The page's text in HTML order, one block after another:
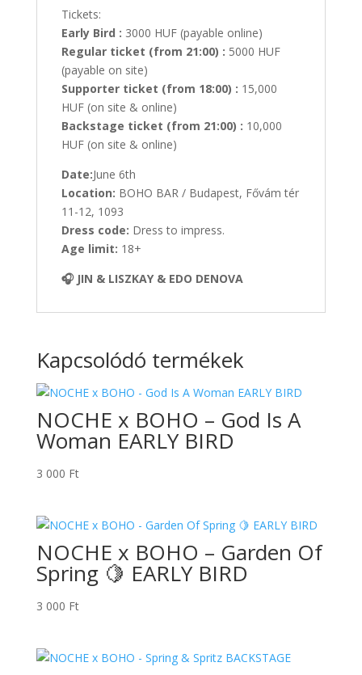
Tickets:
Early Bird : 3000 HUF (payable online)
Regular ticket (from 21:00) : 5000 HUF
(payable on site)
Supporter ticket (from 18:00) : 15,000
HUF (on site & online)
Backstage ticket (from 21:00) : 10,000
HUF (on site & online)
Date:June 6th
Location: BOHO BAR / Budapest, Fővám tér
11-12, 1093
Dress code: Dress to impress.
Age limit: 18+
🎧 JIN & LISZKAY & EDO DENOVA
Kapcsolódó termékek
NOCHE x BOHO – God Is A
Woman EARLY BIRD
3 000 Ft
NOCHE x BOHO – Garden Of
Spring 🍋 EARLY BIRD
3 000 Ft